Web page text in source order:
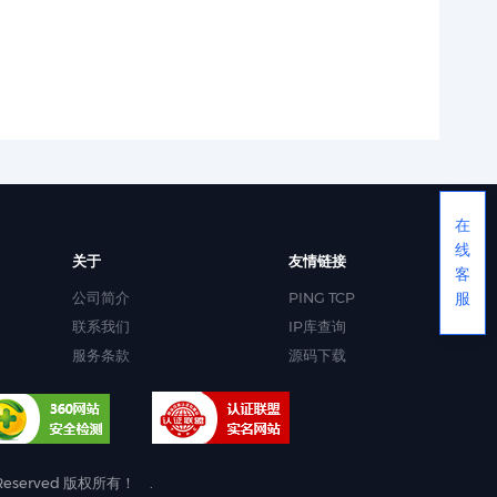
关于
公司简介
联系我们
服务条款
友情链接
PING TCP
IP库查询
源码下载
版权所有！ .
在
线
客
服